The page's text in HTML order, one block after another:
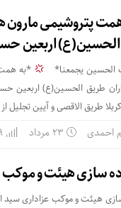
پتروشیمی مارون
اربعین
یجمعنا*
*به
طریق الحسین(ع) اربعین
طریق الاقصی و آیین
احمدی ۲۳ مرداد
سازی هیئت و
هیئت و موکب عزاداری سید